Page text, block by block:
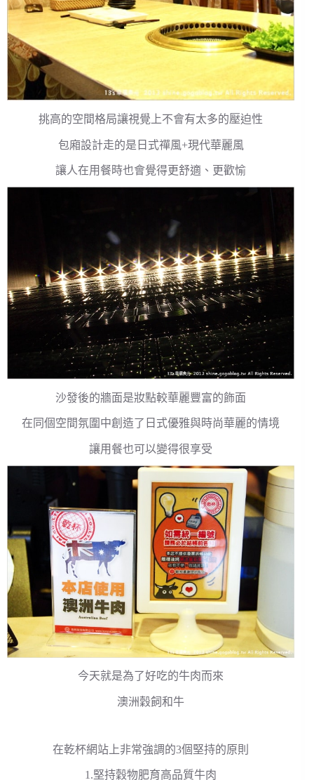
挑高的空間格局讓視覺上不會有太多的壓迫性
包廂設計走的是日式禪風+現代華麗風
讓人在用餐時也會覺得更舒適、更歡愉
沙發後的牆面是妝點較華麗豐富的飾面
在同個空間氛圍中創造了日式優雅與時尚華麗的情境
讓用餐也可以變得很享受
今天就是為了好吃的牛肉而來
澳洲穀飼和牛
在乾杯網站上非常強調的3個堅持的原則
1.堅持穀物肥育高品質牛肉